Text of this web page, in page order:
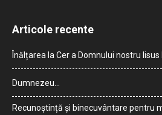
Articole recente
Înălțarea la Cer a Domnului nostru Iisus
Dumnezeu…
Recunoștință și binecuvântare pentru